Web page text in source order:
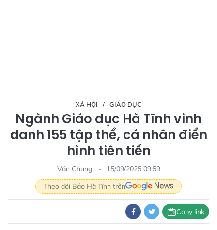
XÃ HỘI GIÁO DỤC
Ngành Giáo dục Hà Tĩnh vinh
danh 155 tập thể, cá nhân điển
hình tiên tiến
Văn Chung
15/09/2025 09:59
Theo dõi Báo Hà Tĩnh trên
Copy link